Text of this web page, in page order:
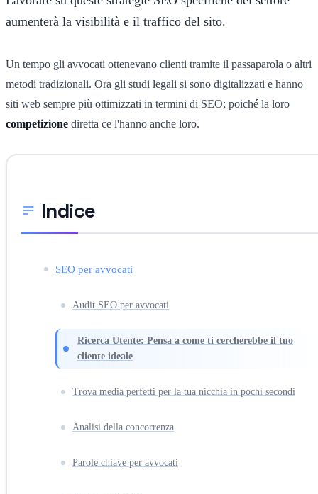
aumenterà la visibilità e il traffico del sito.
Un tempo gli avvocati ottenevano clienti tramite il passaparola o altri
metodi tradizionali. Ora gli studi legali si sono digitalizzati e hanno
siti web sempre più ottimizzati in termini di SEO; poiché la loro
competizione diretta ce l'hanno anche loro.
Indice
SEO per avvocati
Audit SEO per avvocati
Ricerca Utente: Pensa a come ti cercherebbe il tuo
cliente ideale
Trova media perfetti per la tua nicchia in pochi secondi
Analisi della concorrenza
Parole chiave per avvocati